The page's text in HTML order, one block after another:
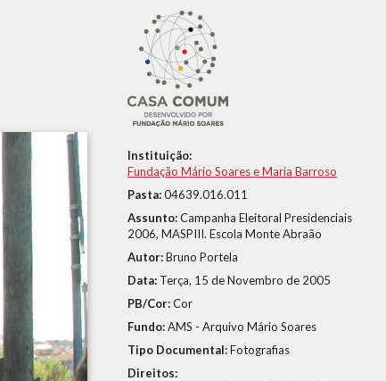
Instituição:
Fundação Mário Soares e Maria Barroso
Pasta:04639.016.011
Assunto:Campanha Eleitoral Presidenciais
2006, MASPIII. Escola Monte Abraão
Autor:Bruno Portela
Data: Terça, 15 de Novembro de 2005
PB/Cor:Cor
Fundo:AMS - Arquivo Mário Soares
Tipo Documental:Fotografias
Direitos: